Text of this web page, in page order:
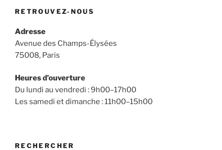
RETROUVEZ-NOUS
Adresse
Avenue des Champs-Élysées
75008, Paris
Heures d’ouverture
Du lundi au vendredi : 9h00–17h00
Les samedi et dimanche : 11h00–15h00
RECHERCHER